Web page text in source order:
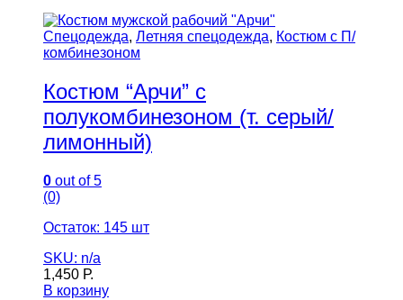
Спецодежда, Летняя спецодежда, Костюм с П/
комбинезоном
Костюм “Арчи” с
полукомбинезоном (т. серый/
лимонный)
0 out of 5
(0)
Остаток: 145 шт
SKU: n/a
1,450 Р.
В корзину